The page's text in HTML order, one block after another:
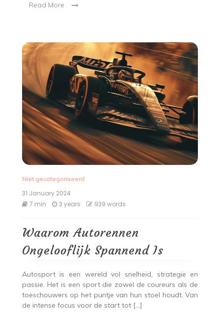
Read More
Niet gecategoriseerd
31 January 2024
7 min
3 years 939 words
Waarom Autorennen
Ongelooflijk Spannend Is
Autosport is een wereld vol snelheid, strategie en
passie. Het is een sport die zowel de coureurs als de
toeschouwers op het puntje van hun stoel houdt. Van
de intense focus voor de start tot […]